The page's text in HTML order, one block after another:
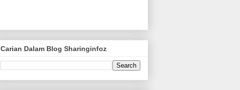
Carian Dalam Blog Sharinginfoz